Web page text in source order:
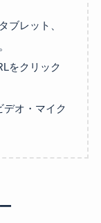
ブレット、
をクリック
オ・マイク